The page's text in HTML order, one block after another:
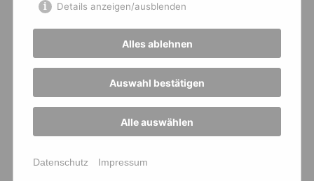
Details anzeigen/ausblenden
Alles ablehnen
Auswahl bestätigen
Alle auswählen
Datenschutz Impressum